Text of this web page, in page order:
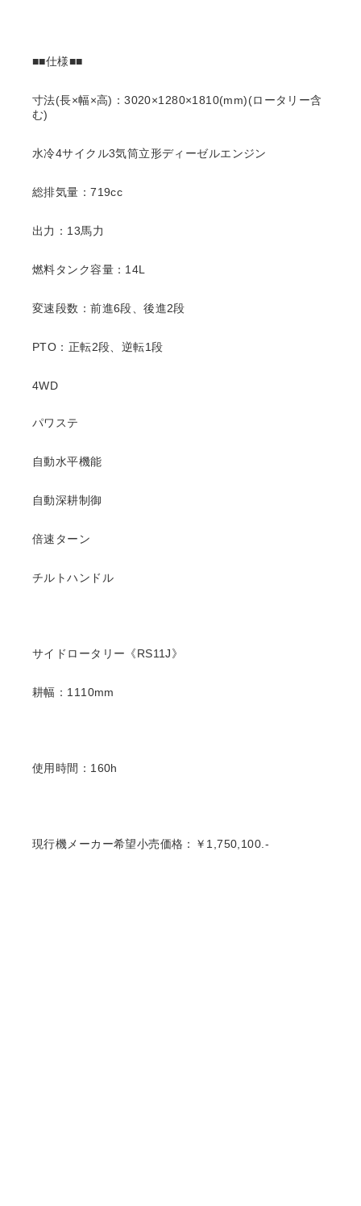
■■仕様■■
寸法(長×幅×高)：3020×1280×1810(mm)(ロータリー含
む)
水冷4サイクル3気筒立形ディーゼルエンジン
総排気量：719cc
出力：13馬力
燃料タンク容量：14L
変速段数：前進6段、後進2段
PTO：正転2段、逆転1段
4WD
パワステ
自動水平機能
自動深耕制御
倍速ターン
チルトハンドル
サイドロータリー《RS11J》
耕幅：1110mm
使用時間：160h
現行機メーカー希望小売価格：￥1,750,100.-